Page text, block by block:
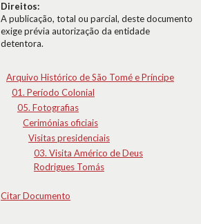
Direitos:
A publicação, total ou parcial, deste documento
exige prévia autorização da entidade
detentora.
Arquivo Histórico de São Tomé e Príncipe
01. Período Colonial
05. Fotografias
Cerimónias oficiais
Visitas presidenciais
03. Visita Américo de Deus
Rodrigues Tomás
Citar Documento